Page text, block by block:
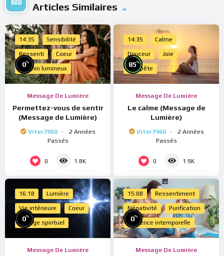
Articles Similaires
14:35 Sensibilité
Ressenti Coeur
Chemin lumineux
0%
Message De Lumière
Permettez-vous de sentir
(Message de Lumière)
Viter7960
2 Années
Passés
0 1.8K
14:35 Calme
Douceur Joie
Tempête
85%
Message De Lumière
Le calme (Message de
Lumière)
Viter7960
2 Années
Passés
0 1.9K
16:18 Lumière
Vie intérieure Coeur
Voyage spirituel
0%
Message De Lumière
15:08 Ressentiment
Négativité Purification
Présence intemporelle
0%
Message De Lumière